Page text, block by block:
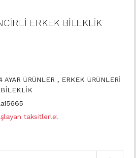
ERKEK BİLEKLİK
AYAR ÜRÜNLER , ERKEK ÜRÜNLERİ
BİLEKLİK
taksitlerle!